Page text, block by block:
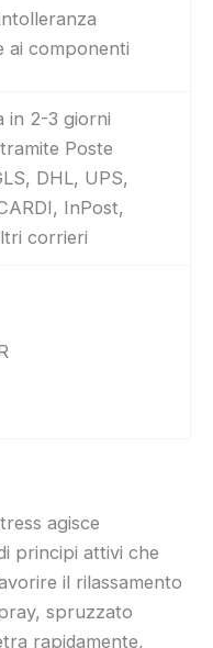
ai componenti
in 2-3 giorni
Poste
DHL, UPS,
InPost,
corrieri
agisce
principi attivi che
il rilassamento
spruzzato
rapidamente,